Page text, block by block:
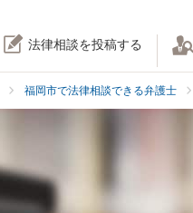
法律相談を投稿する
福岡市で法律相談できる弁護士